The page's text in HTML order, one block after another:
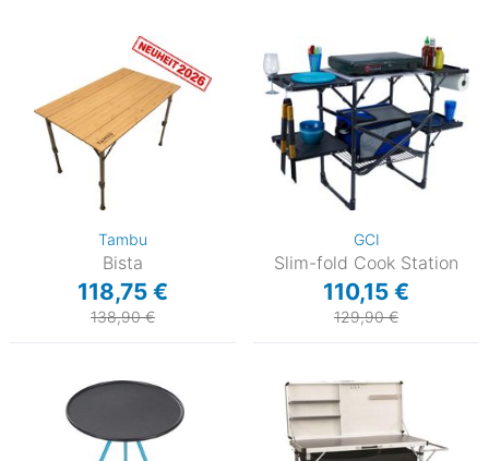
Tambu
Bista
118,75 €
138,90 €
GCI
Slim-fold Cook Station
110,15 €
129,90 €